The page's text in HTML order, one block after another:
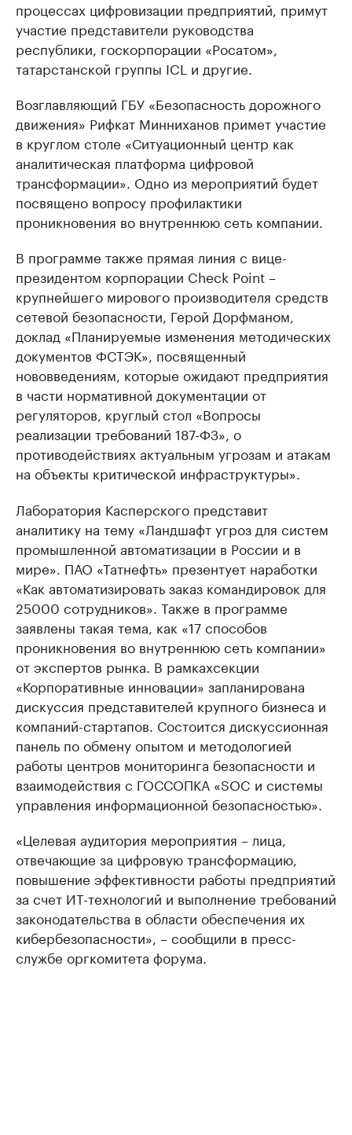
процессах цифровизации предприятий, примут
участие представители руководства
республики, госкорпорации «Росатом»,
татарстанской группы ICL и другие.
Возглавляющий ГБУ «Безопасность дорожного
движения» Рифкат Минниханов примет участие
в круглом столе «Ситуационный центр как
аналитическая платформа цифровой
трансформации». Одно из мероприятий будет
посвящено вопросу профилактики
проникновения во внутреннюю сеть компании.
В программе также прямая линия с вице-
президентом корпорации Check Point –
крупнейшего мирового производителя средств
сетевой безопасности, Герой Дорфманом,
доклад «Планируемые изменения методических
документов ФСТЭК», посвященный
нововведениям, которые ожидают предприятия
в части нормативной документации от
регуляторов, круглый стол «Вопросы
реализации требований 187-ФЗ», о
противодействиях актуальным угрозам и атакам
на объекты критической инфраструктуры».
Лаборатория Касперского представит
аналитику на тему «Ландшафт угроз для систем
промышленной автоматизации в России и в
мире». ПАО «Татнефть» презентует наработки
«Как автоматизировать заказ командировок для
25000 сотрудников». Также в программе
заявлены такая тема, как «17 способов
проникновения во внутреннюю сеть компании»
от экспертов рынка. В рамкахсекции
«Корпоративные инновации» запланирована
дискуссия представителей крупного бизнеса и
компаний-стартапов. Состоится дискуссионная
панель по обмену опытом и методологией
работы центров мониторинга безопасности и
взаимодействия с ГОССОПКА «SOC и системы
управления информационной безопасностью».
«Целевая аудитория мероприятия – лица,
отвечающие за цифровую трансформацию,
повышение эффективности работы предприятий
за счет ИТ-технологий и выполнение требований
законодательства в области обеспечения их
кибербезопасности», – сообщили в пресс-
службе оргкомитета форума.